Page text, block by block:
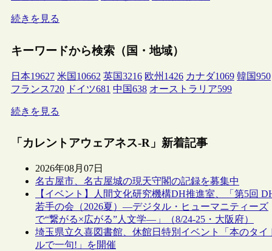
続きを見る
キーワードから検索（国・地域）
日本19627 米国 10662 英国3216 欧州 1426 カナダ1069 韓国950
フランス720 ドイツ681 中国638 オーストラリア599
続きを見る
「カレントアウェアネス-R」新着記事
2026年08月07日
名古屋市、名古屋城の現天守閣の記録を募集中
【イベント】人間文化研究機構DH推進室、「第5回
若手の会（2026夏）―デジタル・ヒューマニティーズ
で“繋がる×広がる”人文学―」（8/24-25・大阪府）
埼玉県立久喜図書館、休館日特別イベント「本のタイ
ルで一句!」を開催